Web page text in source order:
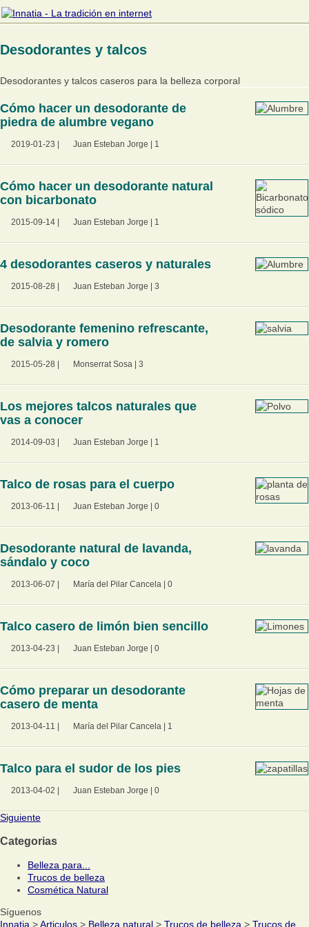
Desodorantes y talcos
Desodorantes y talcos caseros para la belleza corporal
Cómo hacer un desodorante de
piedra de alumbre vegano
2019-01-23 Juan Esteban Jorge 1
Cómo hacer un desodorante natural
con bicarbonato
2015-09-14 Juan Esteban Jorge 1
4 desodorantes caseros y naturales
2015-08-28 Juan Esteban Jorge 3
Desodorante femenino refrescante,
de salvia y romero
2015-05-28 Monserrat Sosa 3
Los mejores talcos naturales que
vas a conocer
2014-09-03 Juan Esteban Jorge 1
Talco de rosas para el cuerpo
2013-06-11 Juan Esteban Jorge 0
Desodorante natural de lavanda,
sándalo y coco
2013-06-07 María del Pilar Cancela 0
Talco casero de limón bien sencillo
2013-04-23 Juan Esteban Jorge 0
Cómo preparar un desodorante
casero de menta
2013-04-11 María del Pilar Cancela 1
Talco para el sudor de los pies
2013-04-02 Juan Esteban Jorge 0
Siguiente
Categorias
Belleza para...
Trucos de belleza
Cosmética Natural
Síguenos
Innatia >Articulos > Belleza natural > Trucos de belleza > Trucos de